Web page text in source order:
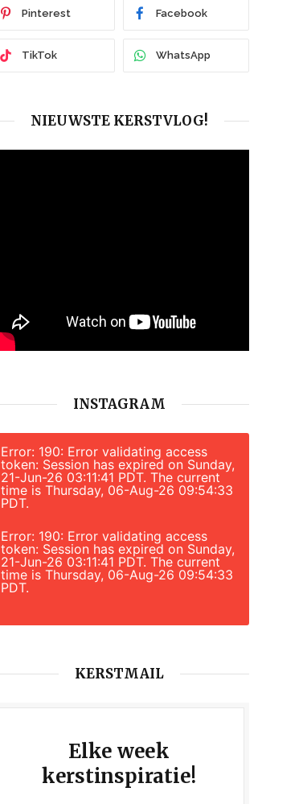
Pinterest Facebook
TikTok WhatsApp
NIEUWSTE KERSTVLOG!
INSTAGRAM
Error: 190: Error validating access
token: Session has expired on Sunday,
21-Jun-26 03:11:41 PDT. The current
time is Thursday, 06-Aug-26 09:54:33
PDT.
Error: 190: Error validating access
token: Session has expired on Sunday,
21-Jun-26 03:11:41 PDT. The current
time is Thursday, 06-Aug-26 09:54:33
PDT.
KERSTMAIL
Elke week
kerstinspiratie!